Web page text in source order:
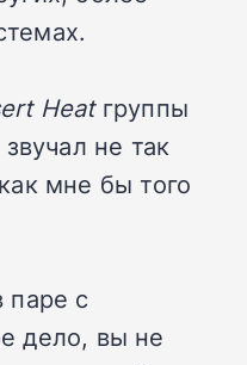
Heatгруппы
не так
мне бы того
паре с
дело, вы не